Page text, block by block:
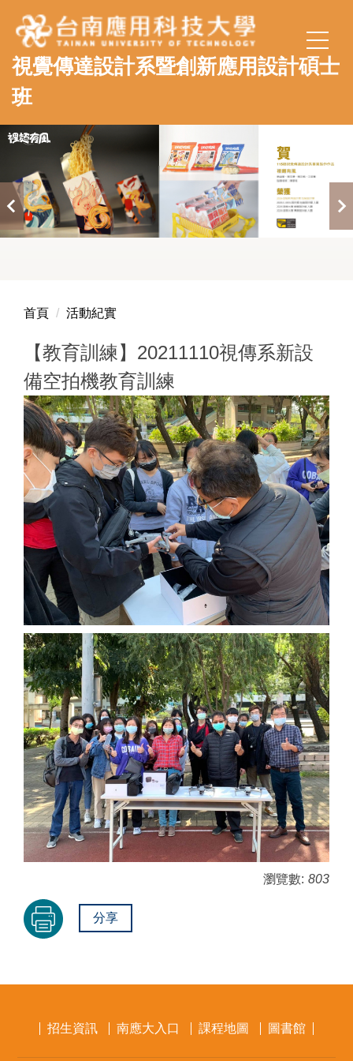
到
要
內
容
區
視覺傳達設計系暨創新應用設計碩士
班
首頁 活動紀實
【教育訓練】20211110視傳系新設
備空拍機教育訓練
瀏覽數: 803
分享
招生資訊 南應大入口 課程地圖 圖書館